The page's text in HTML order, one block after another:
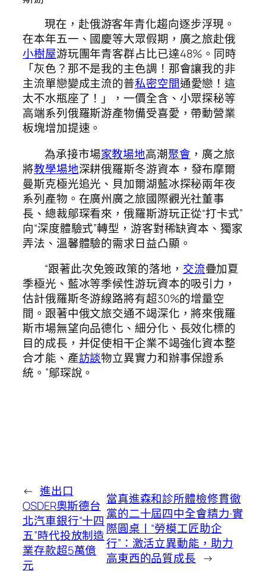
現在，赴俄游客年青化趨向逐步浮現。
在本年五一、國慶等大眾假期，廣之旅赴俄
小樹屋游玩團年青客群占比已達48%。同時
「灰色？那不是我的主色調！那會讓我的非
主流單戀變成主流的普私密空間通愛戀！這
太不水瓶座了！」，一價全含、小眾探秘等
高端系列俄羅斯游產物備受喜愛，帶動營業
板塊增加提速。
為承接市場家教場地高潮聚會 ，廣之旅
將教學場地深耕俄羅斯冬游資本，發布摩爾
曼斯克極光追光、貝加爾湖藍冰探秘兩年夜
系列產物。在廣州廣之旅國際觀光社董事
長、總裁鄔琛看來，俄羅斯游玩正從“打卡式”
向“深度體驗式”轉型，游客對稀缺資本、獨家
弄法、溫馨體驗的需求日益凸顯。
“跟著此次免簽政策的落地， 交流疊加夏
季極光、藍冰等季候性游玩資本的吸引力，
估計俄羅斯冬游線路將有超30%的增量空
間。跟著中俄文旅交通不竭深化，將來俄羅
斯市場無望向品德化、細分化、長效化標的
目的成長，并促使相干企業不竭強化資本整
合才能、產訪談物立異實力和辦事保證系
統。”鄔琛說。
← 進出口
OSDER奧斯德台
北汽車銀行“十四
五”時代投放制造
業存款超5萬億
元
當真進森和診所體檢修貫徹
黨的二十屆四中全會精力·實
際圓桌丨“勞模工匠助企
行”：激活立異動能，助力
高東西的品質成長 →